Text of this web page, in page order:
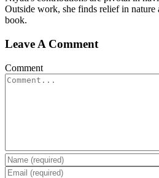
Outside work, she finds relief in nature
book.
Leave A Comment
Comment